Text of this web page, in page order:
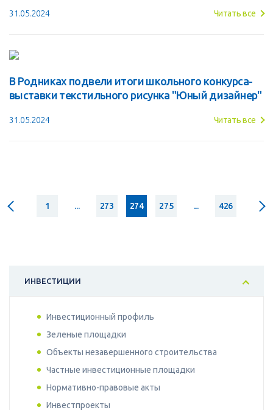
31.05.2024 Читать все
В Родниках подвели итоги школьного конкурса-
выставки текстильного рисунка "Юный дизайнер"
31.05.2024 Читать все
1 ... 273 274 275 ... 426
ИНВЕСТИЦИИ
Инвестиционный профиль
Зеленые площадки
Объекты незавершенного строительства
Частные инвестиционные площадки
Нормативно-правовые акты
Инвестпроекты